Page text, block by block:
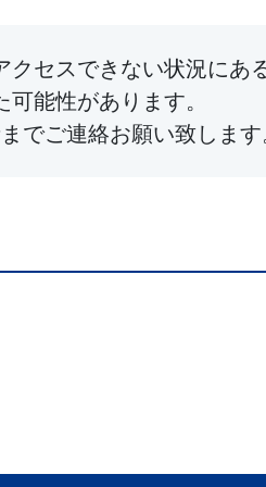
セスできない状況にある
能性があります。
でご連絡お願い致します